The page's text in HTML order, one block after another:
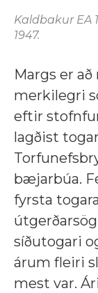
Kaldbakur EA
1947.
Margs er
merkilegri
eftir
lagðist
bæjarbúa.
fyrsta
síðutogari
árum fleiri
mest var.